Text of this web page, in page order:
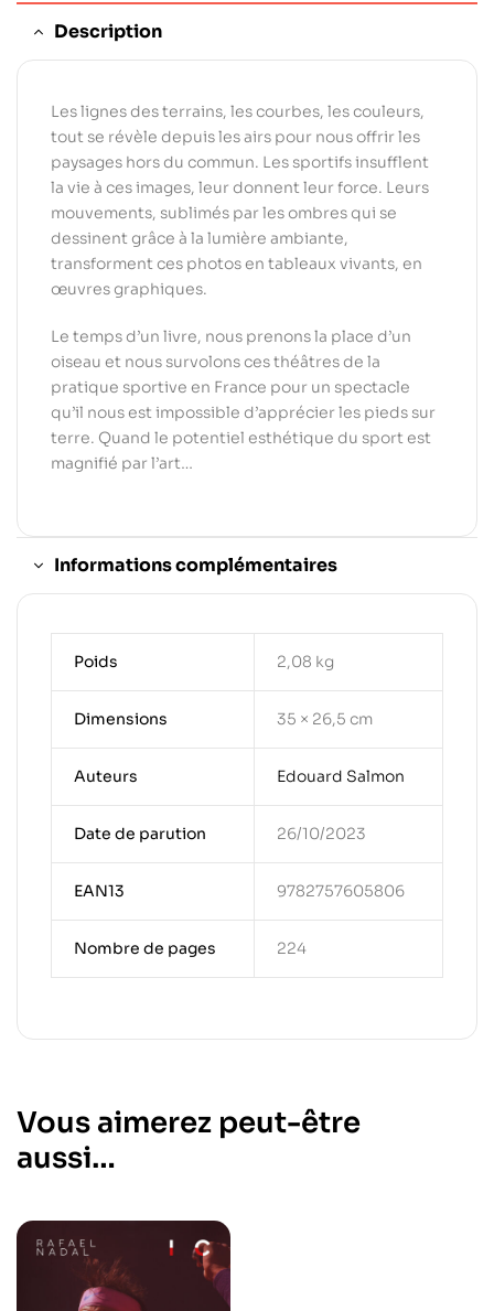
Description
Les lignes des terrains, les courbes, les couleurs,
tout se révèle depuis les airs pour nous offrir les
paysages hors du commun. Les sportifs insufflent
la vie à ces images, leur donnent leur force. Leurs
mouvements, sublimés par les ombres qui se
dessinent grâce à la lumière ambiante,
transforment ces photos en tableaux vivants, en
œuvres graphiques.
Le temps d’un livre, nous prenons la place d’un
oiseau et nous survolons ces théâtres de la
pratique sportive en France pour un spectacle
qu’il nous est impossible d’apprécier les pieds sur
terre. Quand le potentiel esthétique du sport est
magnifié par l’art…
Informations complémentaires
Poids 2,08 kg
Dimensions 35 × 26,5 cm
Auteurs Edouard Salmon
Date de parution 26/10/2023
EAN13 9782757605806
Nombre de pages 224
Vous aimerez peut-être
aussi…